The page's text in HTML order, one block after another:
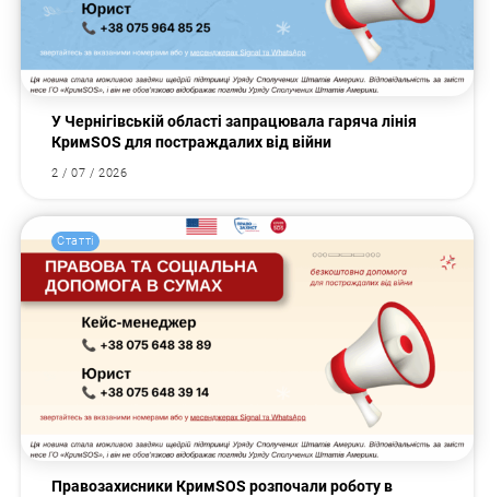
У Чернігівській області запрацювала гаряча лінія
КримSOS для постраждалих від війни
2 / 07 / 2026
Статті
Правозахисники КримSOS розпочали роботу в